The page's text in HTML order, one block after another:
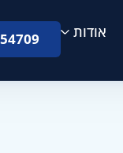
אודות